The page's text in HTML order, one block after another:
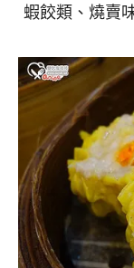
蝦餃類、燒賣